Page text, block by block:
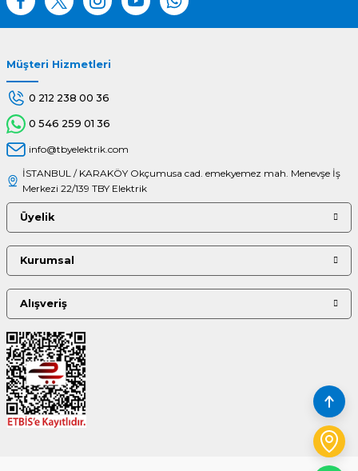
Müşteri Hizmetleri
0 212 238 00 36
0 546 259 01 36
info@tbyelektrik.com
İSTANBUL / KARAKÖY Okçumusa cad. emekyemez mah. Menevşe İş
Merkezi 22/139 TBY Elektrik
Üyelik
Kurumsal
Alışveriş